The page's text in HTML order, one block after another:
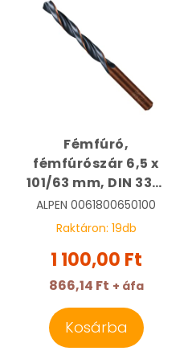
Fémfúró,
fémfúrószár 6,5 x
101/63 mm, DIN 338,
HSS, Sprint Master,
tasakban | ALPEN
ALPEN 0061800650100
Raktáron: 19db
1 100,00 Ft
866,14 Ft + áfa
Kosárba